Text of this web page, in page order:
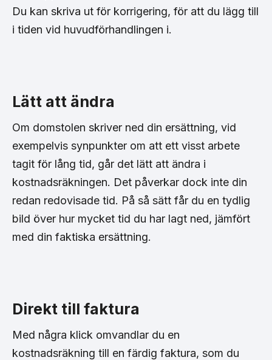
Du kan skriva ut för korrigering, för att du lägg till
i tiden vid huvudförhandlingen i.
Lätt att ändra
Om domstolen skriver ned din ersättning, vid
exempelvis synpunkter om att ett visst arbete
tagit för lång tid, går det lätt att ändra i
kostnadsräkningen. Det påverkar dock inte din
redan redovisade tid. På så sätt får du en tydlig
bild över hur mycket tid du har lagt ned, jämfört
med din faktiska ersättning.
Direkt till faktura
Med några klick omvandlar du en
kostnadsräkning till en färdig faktura, som du